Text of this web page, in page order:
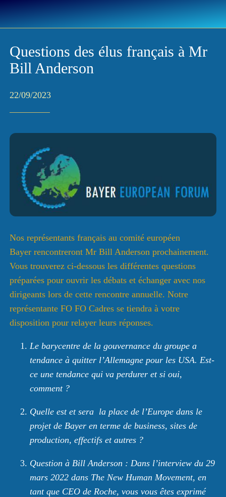
Questions des élus français à Mr
Bill Anderson
22/09/2023
Nos représentants français au comité européen
Bayer rencontreront Mr Bill Anderson prochainement.
Vous trouverez ci-dessous les différentes questions
préparées pour ouvrir les débats et échanger avec nos
dirigeants lors de cette rencontre annuelle. Notre
représentante FO FO Cadres se tiendra à votre
disposition pour relayer leurs réponses.
Le barycentre de la gouvernance du groupe a
tendance à quitter l’Allemagne pour les USA. Est-
ce une tendance qui va perdurer et si oui,
comment ?
Quelle est et sera la place de l’Europe dans le
projet de Bayer en terme de business, sites de
production, effectifs et autres ?
Question à Bill Anderson : Dans l’interview du 29
mars 2022 dans The New Human Movement, en
tant que CEO de Roche, vous vous êtes exprimé